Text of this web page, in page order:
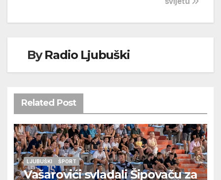
ByRadio Ljubuški
Related Post
LJUBUŠKI ŠPORT
Vašarovići svladali Šipovaču za